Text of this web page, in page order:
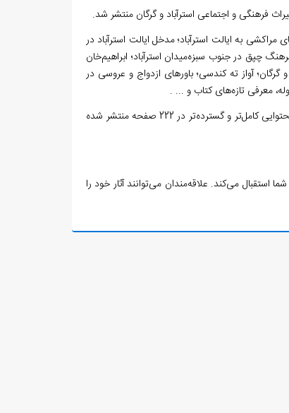
فرهنگی و اجتماعی استرآباد و گرگان منتشر شد.
مراکشی به ایالت استرآباد؛ مدخل ایالت استرآباد در
چپق در جنوب سبزه‌میدان استرآباد؛ ابراهیم‌خان
گرگان؛ آواز ته کندسی؛ باورهای ازدواج و عروسی در
معرفی تازه‌های کتاب و ... .
با توجه به محدودیت نسخه چاپی این شماره 120 صفحه، نسخه دیجیتال با محتوایی کامل‌تر و گسترده‌تر در 222 صفحه منتشر شده
استقبال می‌کند. علاقه‌مندان می‌توانند آثار خود را